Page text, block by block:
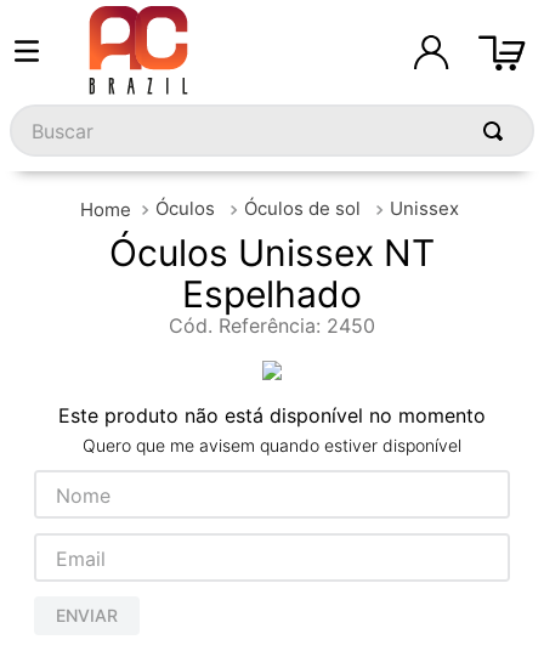
Buscar
Óculos Óculos de sol Unissex
Óculos Unissex NT
Espelhado
Cód. Referência: 2450
Este produto não está disponível no momento
Quero que me avisem quando estiver disponível
ENVIAR